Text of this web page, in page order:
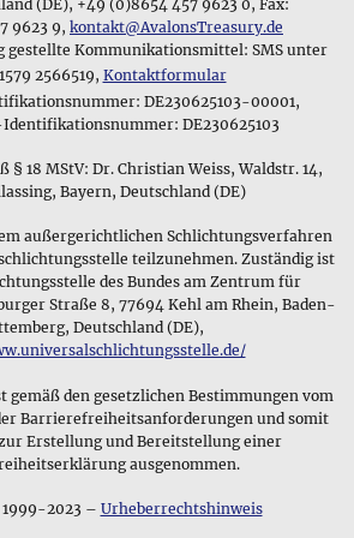
einen Kauf ohne Risiko
Avalon's Treasury primär edle
Steine von außergewöhnlicher Qualität
Mineralien und Edelsteine sind
Bereich unseres Sortiments und
aufgrund der gemmologisch
der Steine. Heute sind wir ein
und zeitlosen Schmuck und bieten
Mineralien und ein breites
Unsere Schmuckkollektion enthält
gefertigt aus verschiedenen
Auswahl an keltischen Anhängern und
historisch interessierte Kunden.
Schmuckkollektionen
Träger eine besondere Bedeutung
Schmuck
⚲
Wikingerschmuck
Wikinger trugen Amulette,
Symbole ihre Götter &
Mythen darstellten
die historische Schmuckstücke
(DE), +49 (0)8654 457 9623 0, Fax:
9623 9, kontakt@AvalonsTreasury.de
gestellte Kommunikationsmittel: SMS unter
2566519, Kontaktformular
DE230625103-00001,
DE230625103
§ 18 MStV: Dr. Christian Weiss, Waldstr. 14,
Bayern, Deutschland (DE)
außergerichtlichen Schlichtungsverfahren
teilzunehmen. Zuständig ist
des Bundes am Zentrum für
Straße 8, 77694 Kehl am Rhein, Baden-
Deutschland (DE),
gemäß den gesetzlichen Bestimmungen vom
Barrierefreiheitsanforderungen und somit
Erstellung und Bereitstellung einer
ausgenommen.
2023 – Urheberrechtshinweis